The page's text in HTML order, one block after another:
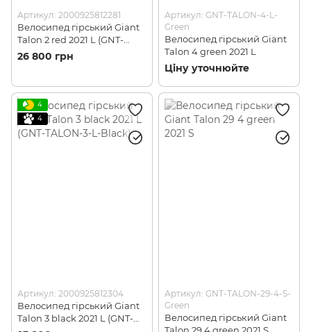
Артикул: 2000925812281
Велосипед гірський Giant
Talon 2 red 2021 L (GNT-
TALON-2-L-Red)
26 800 грн
Артикул: GNT-TALON-4-L-
Green
Велосипед гірський Giant
Talon 4 green 2021 L
Ціну уточнюйте
4
4
Артикул: 2000925812304
Велосипед гірський Giant
Talon 3 black 2021 L (GNT-
Артикул: GNT-TALON-29-4-S-
Green
Велосипед гірський Giant
Talon 29 4 green 2021 S